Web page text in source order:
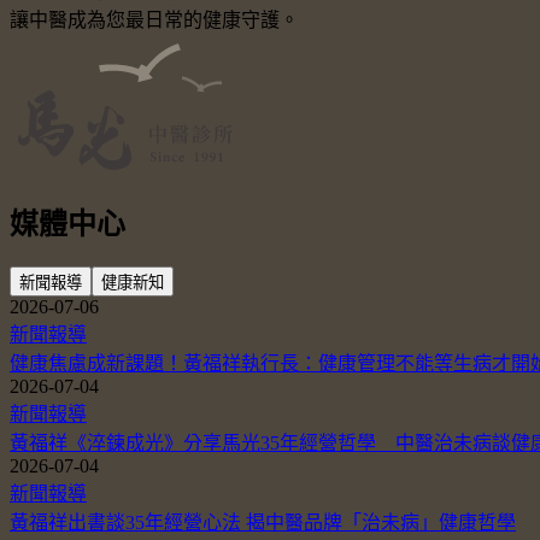
讓中醫成為您最日常的健康守護。
媒體中心
新聞報導 健康新知
2026-07-06
新聞報導
健康焦慮成新課題！黃福祥執行長：健康管理不能等生病才開
2026-07-04
新聞報導
黃福祥《淬鍊成光》分享馬光35年經營哲學 中醫治未病談健
2026-07-04
新聞報導
黃福祥出書談35年經營心法 揭中醫品牌「治未病」健康哲學